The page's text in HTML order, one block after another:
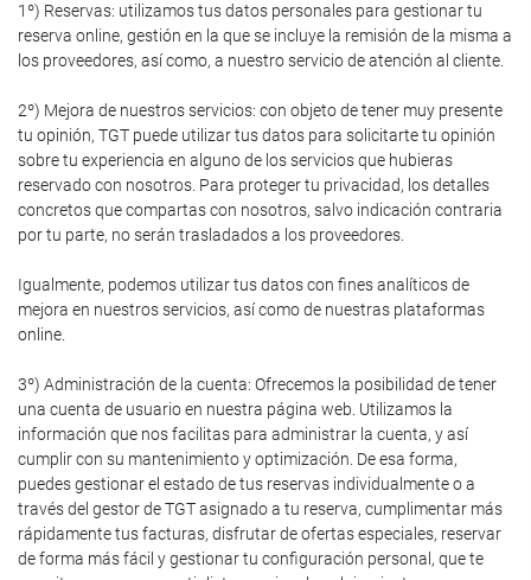
1º) Reservas: utilizamos tus datos personales para gestionar tu
reserva online, gestión en la que se incluye la remisión de la misma a
los proveedores, así como, a nuestro servicio de atención al cliente.
2º) Mejora de nuestros servicios: con objeto de tener muy presente
tu opinión, TGT puede utilizar tus datos para solicitarte tu opinión
sobre tu experiencia en alguno de los servicios que hubieras
reservado con nosotros. Para proteger tu privacidad, los detalles
concretos que compartas con nosotros, salvo indicación contraria
por tu parte, no serán trasladados a los proveedores.
Igualmente, podemos utilizar tus datos con fines analíticos de
mejora en nuestros servicios, así como de nuestras plataformas
online.
3º) Administración de la cuenta: Ofrecemos la posibilidad de tener
una cuenta de usuario en nuestra página web. Utilizamos la
información que nos facilitas para administrar la cuenta, y así
cumplir con su mantenimiento y optimización. De esa forma,
puedes gestionar el estado de tus reservas individualmente o a
través del gestor de TGT asignado a tu reserva, cumplimentar más
rápidamente tus facturas, disfrutar de ofertas especiales, reservar
de forma más fácil y gestionar tu configuración personal, que te